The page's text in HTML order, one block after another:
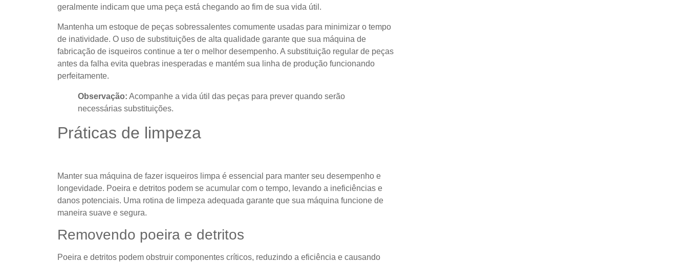
geralmente indicam que uma peça está chegando ao fim de sua vida útil.
Mantenha um estoque de peças sobressalentes comumente usadas para minimizar o tempo
de inatividade. O uso de substituições de alta qualidade garante que sua máquina de
fabricação de isqueiros continue a ter o melhor desempenho. A substituição regular de peças
antes da falha evita quebras inesperadas e mantém sua linha de produção funcionando
perfeitamente.
Observação: Acompanhe a vida útil das peças para prever quando serão
necessárias substituições.
Práticas de limpeza
Manter sua máquina de fazer isqueiros limpa é essencial para manter seu desempenho e
longevidade. Poeira e detritos podem se acumular com o tempo, levando a ineficiências e
danos potenciais. Uma rotina de limpeza adequada garante que sua máquina funcione de
maneira suave e segura.
Removendo poeira e detritos
Poeira e detritos podem obstruir componentes críticos, reduzindo a eficiência e causando